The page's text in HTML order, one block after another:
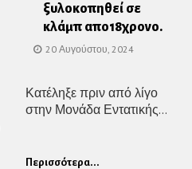
ξυλοκοπηθεί σε
κλάμπ απο18χρονο.
20 Αυγούστου, 2024
Κατέληξε πριν από λίγο
στην Μονάδα Εντατικής...
Περισσότερα...